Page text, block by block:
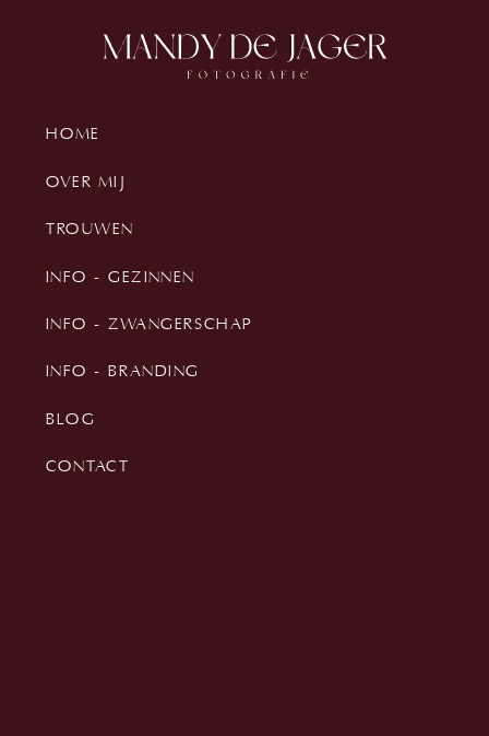
CONTACT
INFO - ZWANGERSCHAP
OVER MIJ
HOME
TROUWEN
BLOG
INFO - GEZINNEN
INFO - BRANDING